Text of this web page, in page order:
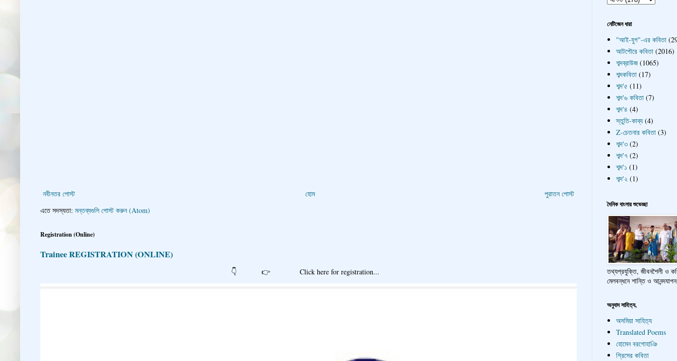
নবীনতর পোস্ট পুরাতন পোস্ট
হোম
এতে সদস্যতা: মন্তব্যগুলি পোস্ট করুন (Atom)
Registration (Online)
Trainee REGISTRATION (ONLINE)
👇 👉 Click here for registration...
নেটিজেন ধারা
"আই-যুগ"-এর কবিতা
আটপৌরে কবিতা (2016)
শব্দব্রাউজ (1065)
শব্দকবিতা (17)
শব্দ'৫ (11)
শব্দ'৬ কবিতা (7)
শব্দ'৪ (4)
স্তুতি-কাব্য (4)
Z-চেতনার কবিতা (3)
শব্দ'৩ (2)
শব্দ'৭ (2)
শব্দ'১ (1)
শব্দ'২ (1)
দৈনিক বাংলার শুভেচ্ছা
তথ্যপ্রযুক্তি, জীবনশৈলী ও
মেলবন্ধনে শান্তি ও আনন্দযাপন
অনুবাদ সাহিত্য,
অসমিয়া সাহিত্য
Translated Poems
হোমেন বরগোহাঞি
গ্রিসের কবিতা